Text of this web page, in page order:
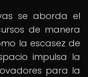
se aborda el
de manera
la escasez de
impulsa la
para la